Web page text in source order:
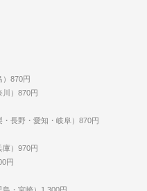
）870円
川）870円
長野・愛知・岐阜）870円
庫）970円
円